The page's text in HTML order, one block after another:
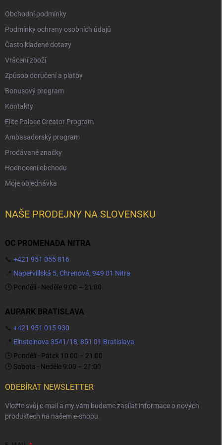
Obchodní podmínky
Podmínky ochrany osobních údajů
Často kladené dotazy
Vrácení zboží
Způsob doručení a platby
Bonusový program
Kontakty
Elite Palace Creator Program
Ambasadorský program
Prodávané značky
Hodnocení obchodu
Moje objednávka
NAŠE PRODEJNY NA SLOVENSKU
OC PROMENADA NITRA
📞 +421 951 055 816
📍 Napervillská 5, Chrenová, 949 01 Nitra
🕒 Pondělí - Neděle 9:00 – 21:00
AUPARK BRATISLAVA
📞 +421 951 015 930
📍 Einsteinova 3541/18, 851 01 Bratislava
🕒 Pondělí - Pátek 10:00 – 21:00
🕒 Sobota - Neděle 9:00 – 21:00
ODEBÍRAT NEWSLETTER
Vložte svůj e-mail a my vám budeme zasílat informace o nových
produktech na našem e-shopu.